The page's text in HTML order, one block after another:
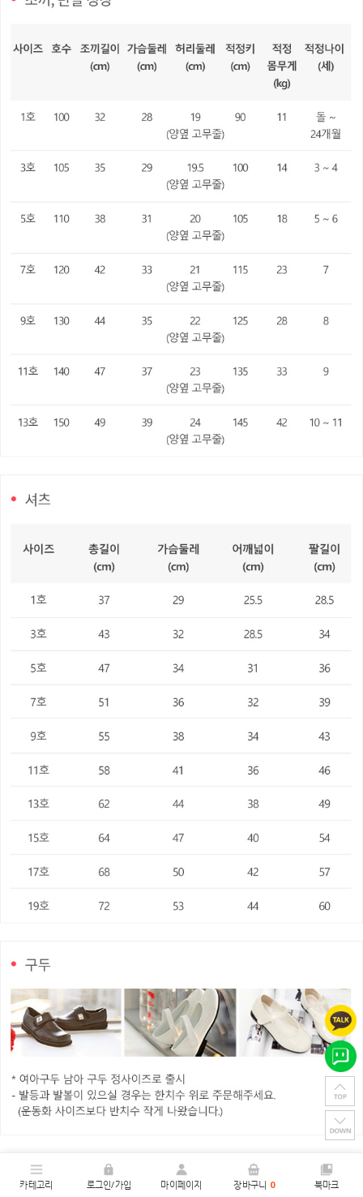
카테고리 로그인/가입 마이페이지 장바구니 0 북마크